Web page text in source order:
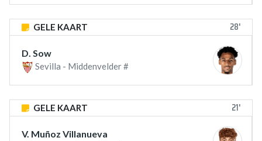
GELE KAART 28'
D. Sow
Sevilla - Middenvelder #
GELE KAART 21'
V. Muñoz Villanueva